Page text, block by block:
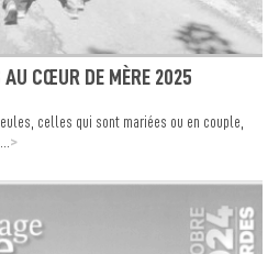
AU CŒUR DE MÈRE 2025
celles qui sont mariées ou en couple,
>